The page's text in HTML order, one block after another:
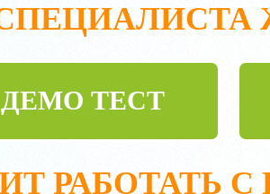
ДЕМО ТЕСТ
РАБОТАТЬ